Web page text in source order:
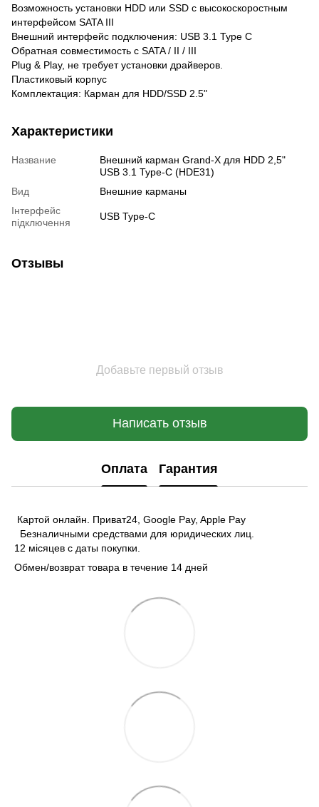
Возможность установки HDD или SSD с высокоскоростным
интерфейсом SATA III
Внешний интерфейс подключения: USB 3.1 Type C
Обратная совместимость с SATA / II / III
Plug & Play, не требует установки драйверов.
Пластиковый корпус
Комплектация: Карман для HDD/SSD 2.5"
Характеристики
Название
Внешний карман Grand-X для HDD 2,5"
USB 3.1 Type-C (HDE31)
Вид
Внешние карманы
Інтерфейс
підключення
USB Type-C
Отзывы
Добавьте первый отзыв
Написать отзыв
Оплата Гарантия
Картой онлайн. Приват24, Google Pay, Apple Pay
Безналичными средствами для юридических лиц.
12 місяцев с даты покупки.
Обмен/возврат товара в течение 14 дней